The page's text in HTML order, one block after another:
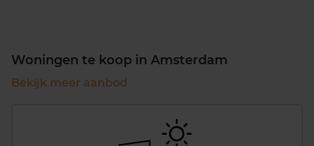
Woningen te koop in Amsterdam
Bekijk meer aanbod